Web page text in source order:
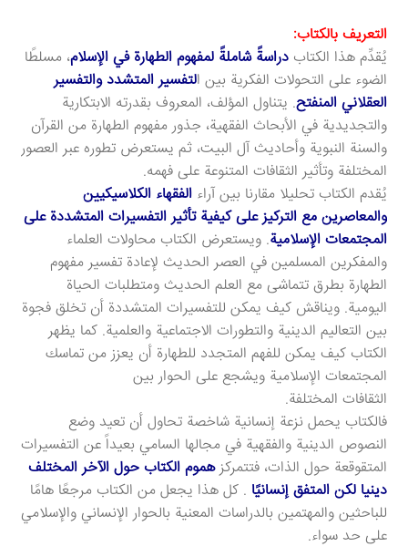
التعریف بالکتاب:
يُقدِّم هذا الكتاب دراسةً شاملةً لمفهوم الطهارة في الإسلام، مسلطًا
الضوء على التحولات الفكرية بين التفسير المتشدد والتفسير
العقلاني المنفتح. يتناول المؤلف، المعروف بقدرته الابتكارية
والتجديدية في الأبحاث الفقهية، جذور مفهوم الطهارة من القرآن
والسنة النبوية وأحاديث آل البيت، ثم يستعرض تطوره عبر العصور
المختلفة وتأثير الثقافات المتنوعة على فهمه.
يُقدم الكتاب تحليلا مقارنا بين آراء الفقهاء الكلاسيكيين
والمعاصرين مع التركيز على كيفية تأثير التفسيرات المتشددة على
المجتمعات الإسلامية. ويستعرض الكتاب محاولات العلماء
والمفكرين المسلمين في العصر الحديث لإعادة تفسير مفهوم
الطهارة بطرق تتماشى مع العلم الحديث ومتطلبات الحياة
اليومية. ويناقش كيف يمكن للتفسيرات المتشددة أن تخلق فجوة
بين التعاليم الدينية والتطورات الاجتماعية والعلمية. كما يظهر
الكتاب كيف يمكن للفهم المتجدد للطهارة أن يعزز من تماسك
المجتمعات الإسلامية ويشجع على الحوار بين
الثقافات المختلفة.
فالكتاب يحمل نزعة إنسانية شاخصة تحاول أن تعيد وضع
النصوص الدينية والفقهية في مجالها السامي بعيداً عن التفسيرات
المتقوقعة حول الذات، فتتمركزهموم الكتاب حول الآخر المختلف
دينيا لكن المتفق إنسانيًا . كل هذا يجعل من الكتاب مرجعًا هامًا
للباحثين والمهتمين بالدراسات المعنية بالحوار الإنساني والإسلامي
على حد سواء.